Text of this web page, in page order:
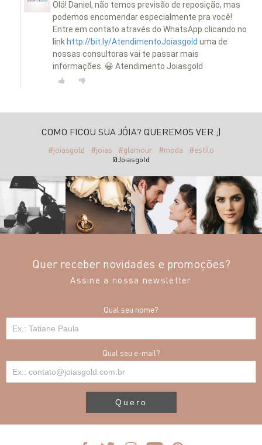
Olá! Daniel, não temos previsão de reposição, mas
podemos encomendar especialmente pra você!
Entre em contato através do WhatsApp clicando no
link http://bit.ly/AtendimentoJoiasgold uma de
nossas consultoras vai te passar mais
informações. 😀 Atendimento Joiasgold
COMO FICOU SUA JÓIA? QUEREMOS VER ;)
#joiasgold #joias #glamour #moda #estilo
@Joiasgold
Quer receber novidades e promoções?
Assine a nossa newsletter
Qual seu nome?
Qual seu e-mail?
Quero